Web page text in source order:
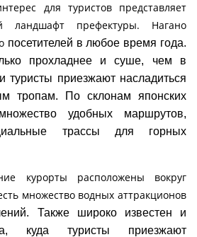
для туристов представляет
ландшафт префектуры. Нагано
посетителей в любое время года.
прохладнее и суше, чем в
туристы приезжают насладиться
тропам. По склонам японских
удобных маршрутов,
трассы для горных
курорты расположены вокруг
множество водных аттракционов
Также широко известен и
куда туристы приезжают